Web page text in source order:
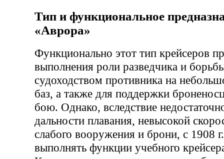
Тип и функциональное
«Аврора»
Функционально этот тип крейсеров
выполнения роли разведчика и
судоходством противника на
баз, а также для поддержки
бою. Однако, вследствие
дальности плавания, невысокой
слабого вооружения и брони, с 1908
выполнять функции учебного